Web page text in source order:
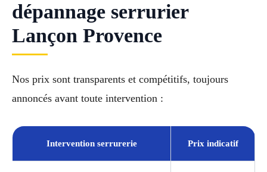
dépannage serrurier
Lançon Provence
Nos prix sont transparents et compétitifs, toujours
annoncés avant toute intervention :
Intervention serrurerie Prix indicatif